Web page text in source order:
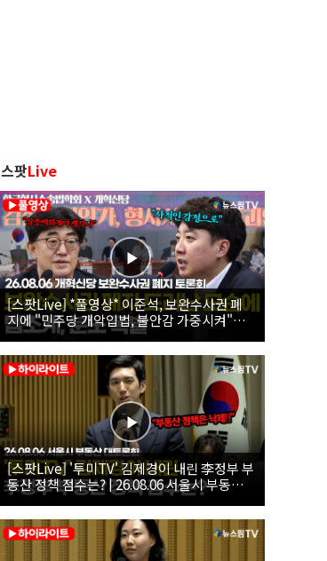
스팟Live
[스팟Live] *풀영상* 이준석, 보완수사권 폐
지에 "민주당 개악입법, 불안감 가중시켜"｜
26.08.06 개혁신당 보완수사권 폐지 토론회
[스팟Live] '투미TV' 김제경이 내린 李정부 부
동산 정책 점수는? | 26.08.06 서울시 부동산
대토론회